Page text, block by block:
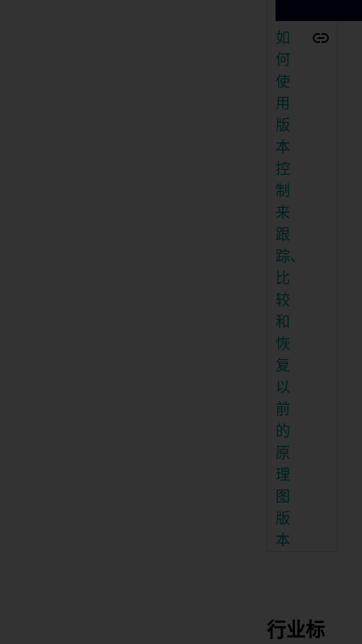
如
何
使
用
版
本
控
制
来
跟
踪、
比
较
和
恢
复
以
前
的
原
理
图
版
本
行业标